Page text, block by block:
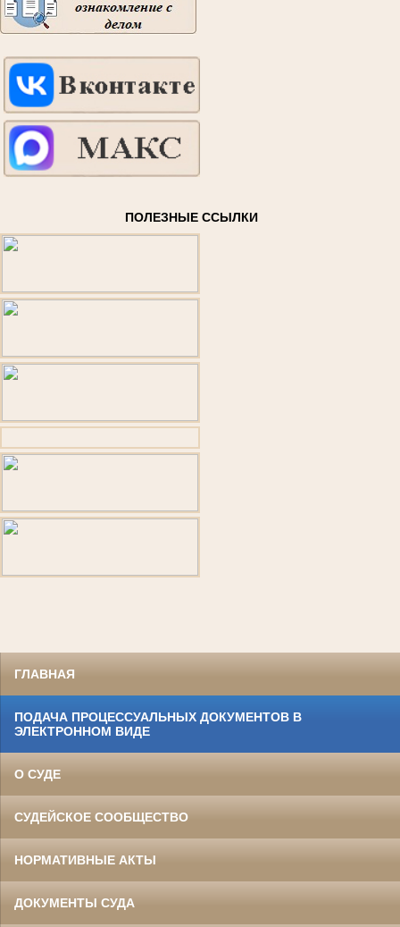
ПОЛЕЗНЫЕ ССЫЛКИ
ГЛАВНАЯ
ПОДАЧА ПРОЦЕССУАЛЬНЫХ ДОКУМЕНТОВ В
ЭЛЕКТРОННОМ ВИДЕ
О СУДЕ
СУДЕЙСКОЕ СООБЩЕСТВО
НОРМАТИВНЫЕ АКТЫ
ДОКУМЕНТЫ СУДА